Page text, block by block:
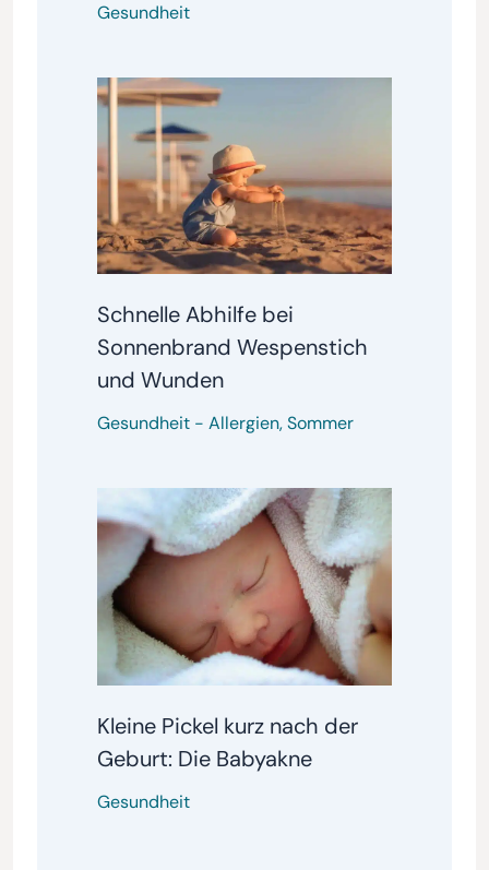
Gesundheit
Schnelle Abhilfe bei
Sonnenbrand Wespenstich
und Wunden
Gesundheit- Allergien,Sommer
Kleine Pickel kurz nach der
Geburt: Die Babyakne
Gesundheit